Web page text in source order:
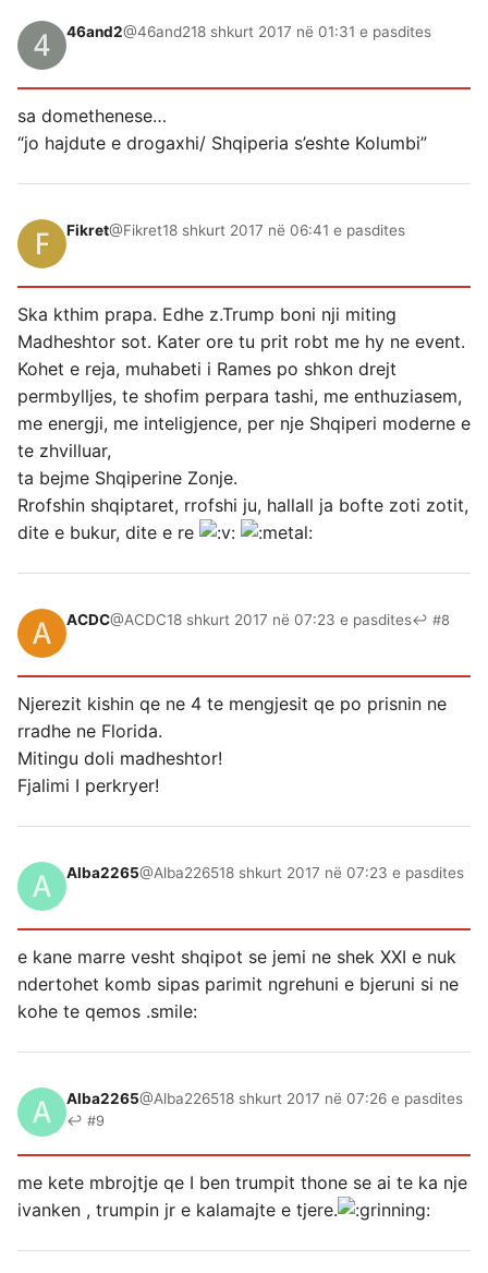
46and2@46and218 shkurt 2017 në 01:31 e pasdites
sa domethenese…
“jo hajdute e drogaxhi/ Shqiperia s’eshte Kolumbi”
Fikret@Fikret18 shkurt 2017 në 06:41 e pasdites
Ska kthim prapa. Edhe z.Trump boni nji miting
Madheshtor sot. Kater ore tu prit robt me hy ne event.
Kohet e reja, muhabeti i Rames po shkon drejt
permbylljes, te shofim perpara tashi, me enthuziasem,
me energji, me inteligjence, per nje Shqiperi moderne e
te zhvilluar,
ta bejme Shqiperine Zonje.
Rrofshin shqiptaret, rrofshi ju, hallall ja bofte zoti zotit,
dite e bukur, dite e re
ACDC@ACDC18 shkurt 2017 në 07:23 e pasdites↩ #8
Njerezit kishin qe ne 4 te mengjesit qe po prisnin ne
rradhe ne Florida.
Mitingu doli madheshtor!
Fjalimi I perkryer!
Alba2265@Alba226518 shkurt 2017 në 07:23 e pasdites
e kane marre vesht shqipot se jemi ne shek XXI e nuk
ndertohet komb sipas parimit ngrehuni e bjeruni si ne
kohe te qemos .smile:
Alba2265@Alba226518 shkurt 2017 në 07:26 e pasdites
↩ #9
me kete mbrojtje qe I ben trumpit thone se ai te ka nje
ivanken , trumpin jr e kalamajte e tjere.